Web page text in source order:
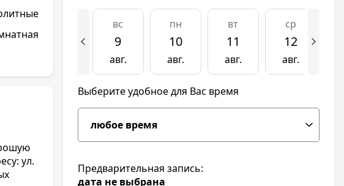
ул.
вс
9
авг.
пн
10
авг.
вт
11
авг.
ср
12
авг.
Выберите удобное для Вас время
Предварительная запись:
дата не выбрана